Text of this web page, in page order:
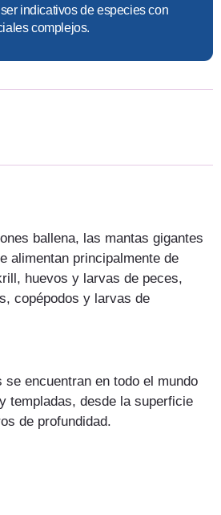
indicativos de especies con
complejos.
ballena, las mantas gigantes
alimentan principalmente de
huevos y larvas de peces,
copépodos y larvas de
se encuentran en todo el mundo
templadas, desde la superficie
de profundidad.